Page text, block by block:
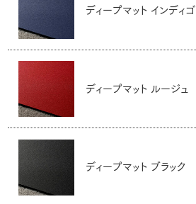
ディープマット インディゴ
ディープマット ルージュ
ディープマット ブラック